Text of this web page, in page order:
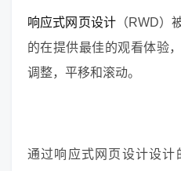
响应式网页设计 （RWD）
的在提供最佳的观看体验
调整，平移和滚动。
通过响应式网页设计设计